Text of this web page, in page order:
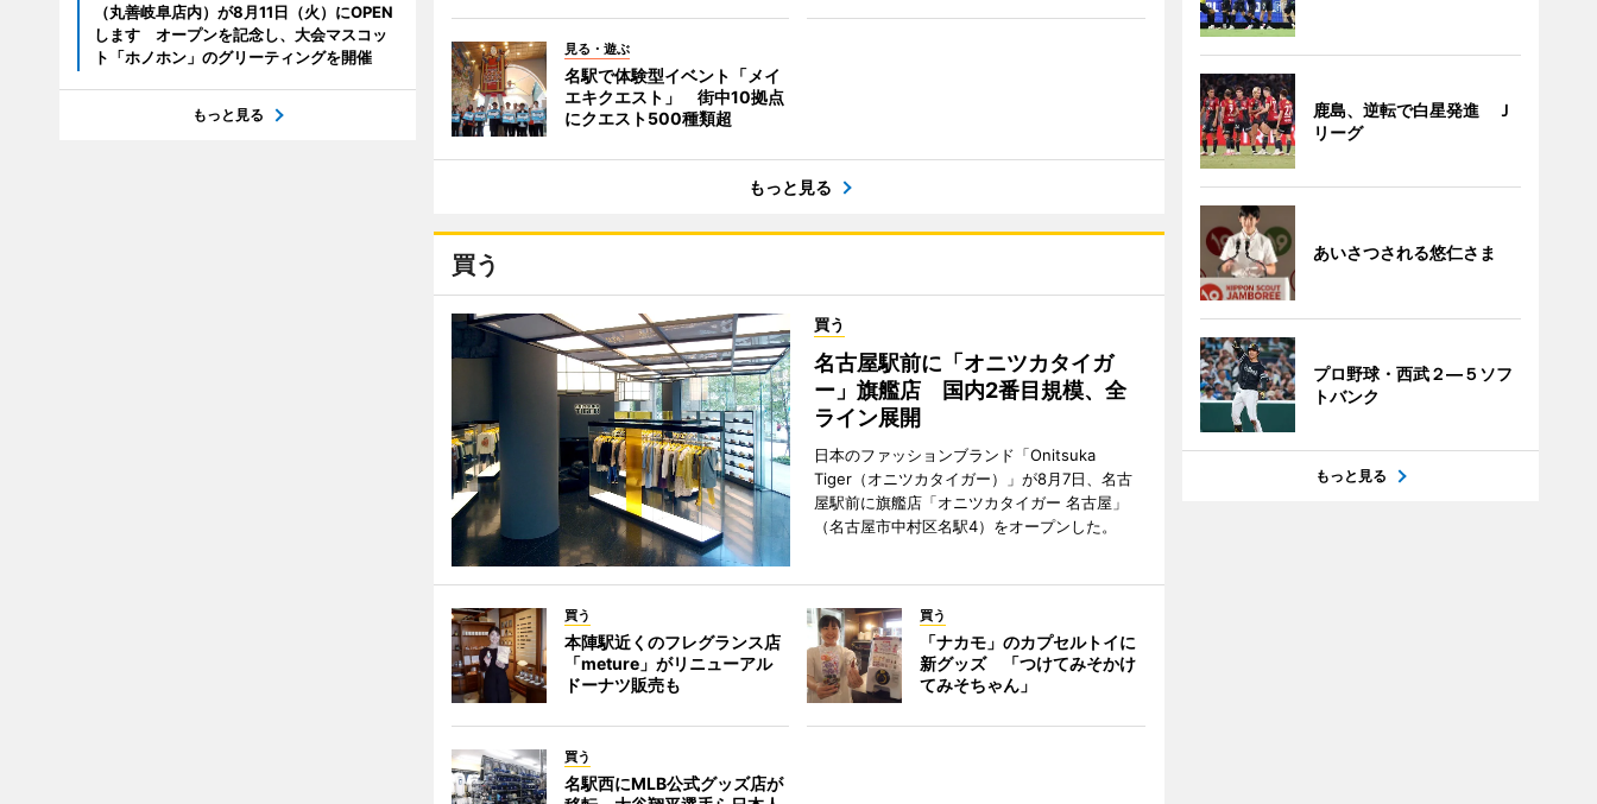
見る・遊ぶ
名駅で体験型イベント「メイ
エキクエスト」 街中10拠点
にクエスト500種類超
もっと見る
買う
買う
名古屋駅前に「オニツカタイガ
ー」旗艦店 国内2番目規模、全
ライン展開
日本のファッションブランド「Onitsuka
Tiger（オニツカタイガー）」が8月7日、名古
屋駅前に旗艦店「オニツカタイガー 名古屋」
（名古屋市中村区名駅4）をオープンした。
買う
本陣駅近くのフレグランス店
「meture」がリニューアル
ドーナツ販売も
買う
「ナカモ」のカプセルトイに
新グッズ 「つけてみそかけ
てみそちゃん」
買う
名駅西にMLB公式グッズ店が
（丸善岐阜店内）が8月11日（火）にOPEN
します オープンを記念し、大会マスコッ
ト「ホノホン」のグリーティングを開催
もっと見る
鹿島、逆転で白星発進 Ｊ
リーグ
あいさつされる悠仁さま
プロ野球・西武２―５ソフ
トバンク
もっと見る